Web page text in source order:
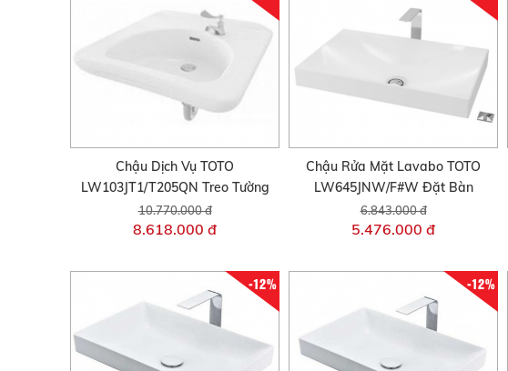
Chậu Dịch Vụ TOTO
LW103JT1/T205QN Treo Tường
10.770.000 đ
8.618.000 đ
Chậu Rửa Mặt Lavabo TOTO
LW645JNW/F#W Đặt Bàn
6.843.000 đ
5.476.000 đ
-12% -12%